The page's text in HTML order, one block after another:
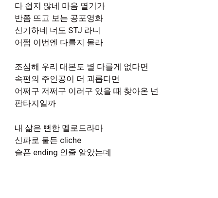
다 쉽지 않네 마음 열기가
반쯤 뜨고 보는 공포영화
신기하네 너도 STJ 라니
어쩜 이번엔 다를지 몰라
조심해 우리 대본도 별 다를게 없다면
속편의 주인공이 더 괴롭다면
어쩌구 저쩌구 이러구 있을 때 찾아온 넌
판타지일까
내 삶은 뻔한 멜로드라마
신파로 물든 cliche
슬픈 ending 인줄 알았는데